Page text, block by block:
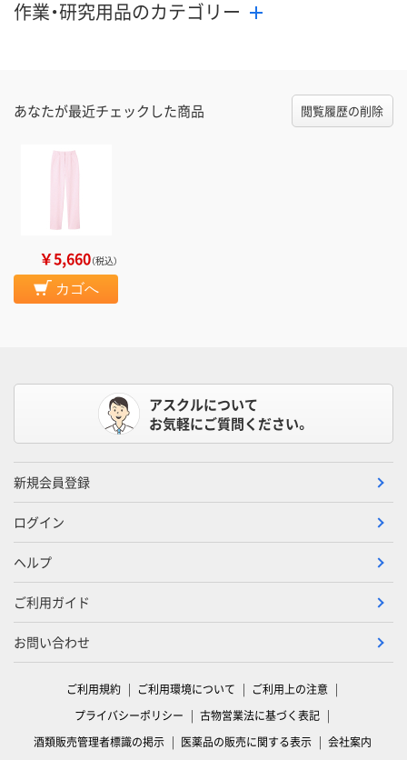
作業・研究用品のカテゴリー
あなたが最近チェックした商品 閲覧履歴の削除
￥5,660（税込）
カゴへ
アスクルについて
お気軽にご質問ください。
新規会員登録
ログイン
ヘルプ
ご利用ガイド
お問い合わせ
ご利用規約 ご利用環境について
ご利用上の注意
プライバシーポリシー
古物営業法に基づく表記
酒類販売管理者標識の掲示
医薬品の販売に関する表示 会社案内